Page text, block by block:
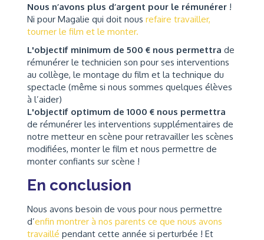
Nous n’avons plus d’argent pour le rémunérer !
Ni pour Magalie qui doit nous refaire travailler,
tourner le film et le monter.
L'objectif minimum de 500 € nous permettra de
rémunérer le technicien son pour ses interventions
au collège, le montage du film et la technique du
spectacle (même si nous sommes quelques élèves
à l’aider)
L'objectif optimum de 1000 € nous permettra
de rémunérer les interventions supplémentaires de
notre metteur en scène pour retravailler les scènes
modifiées, monter le film et nous permettre de
monter confiants sur scène !
En conclusion
Nous avons besoin de vous pour nous permettre
d’enfin montrer à nos parents ce que nous avons
travaillé pendant cette année si perturbée ! Et